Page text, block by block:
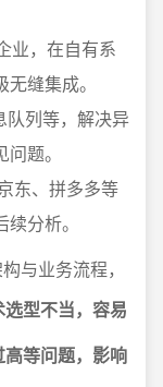
业，在自有系
缝集成。
队列等，解决异
题。
东、拼多多等
分析。
与业务流程，
选型不当，容易
等问题，影响